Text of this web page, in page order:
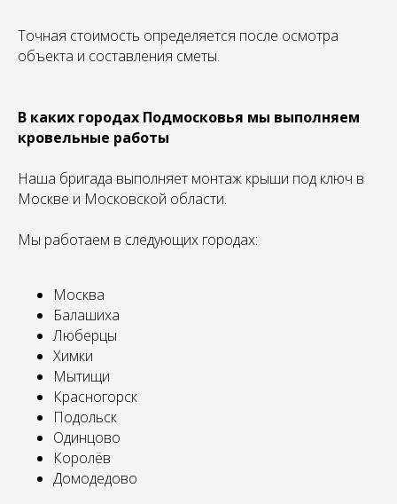
Точная стоимость определяется после осмотра
объекта и составления сметы.
В каких городах Подмосковья мы выполняем
кровельные работы
Наша бригада выполняет монтаж крыши под ключ в
Москве и Московской области.
Мы работаем в следующих городах:
Москва
Балашиха
Люберцы
Химки
Мытищи
Красногорск
Подольск
Одинцово
Королёв
Домодедово